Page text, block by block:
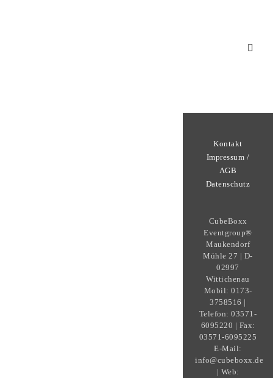
Kontakt
Impressum /
AGB
Datenschutz
CubeBoxx
Eventgroup®
Maukendorf
Mühle 27 | D-
02997
Wittichenau
Mobil: 0173-
3758516 |
Telefon: 03571-
6095220 | Fax:
03571-6095225
E-Mail:
info@cubeboxx.de
| Web: